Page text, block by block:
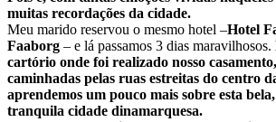
muitas recordações da cidade.
Meu marido reservou o mesmo hotel –Hotel
Faaborg – e lá passamos 3 dias maravilhosos.
cartório onde foi realizado nosso
caminhadas pelas ruas estreitas do centro
aprendemos um pouco mais sobre esta
tranquila cidade dinamarquesa.